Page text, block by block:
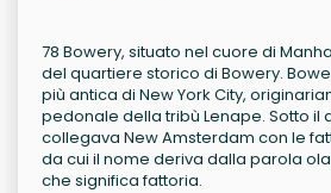
78 Bowery, situato nel cuore di
del quartiere storico di Bowery.
più antica di New York City,
pedonale della tribù Lenape. Sotto il
collegava New Amsterdam con le
da cui il nome deriva dalla parola
che significa fattoria.